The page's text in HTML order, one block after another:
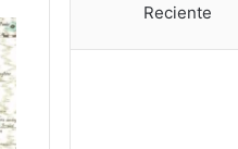
Reciente